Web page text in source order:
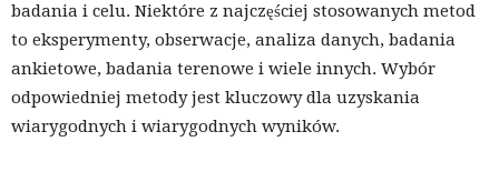
badania i celu. Niektóre z najczęściej stosowanych metod
to eksperymenty, obserwacje, analiza danych, badania
ankietowe, badania terenowe i wiele innych. Wybór
odpowiedniej metody jest kluczowy dla uzyskania
wiarygodnych i wiarygodnych wyników.